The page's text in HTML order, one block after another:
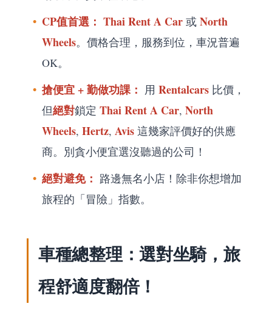
CP值首選： Thai Rent A Car 或 North
Wheels。價格合理，服務到位，車況普遍
OK。
搶便宜 + 勤做功課： 用 Rentalcars 比價，
但絕對鎖定 Thai Rent A Car, North
Wheels, Hertz, Avis 這幾家評價好的供應
商。別貪小便宜選沒聽過的公司！
絕對避免： 路邊無名小店！除非你想增加
旅程的「冒險」指數。
車種總整理：選對坐騎，旅
程舒適度翻倍！